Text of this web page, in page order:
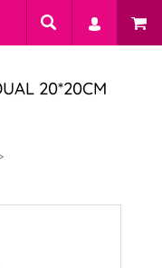
20*20CM